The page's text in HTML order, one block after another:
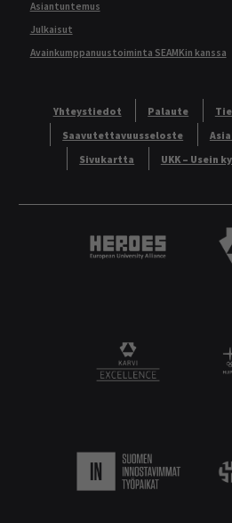
Asiantuntemus
Julkaisut
Avainkumppanuustoiminta SEAMKin kanssa
Yhteystiedot Palaute
Saavutettavuusseloste
Sivukartta
UKK – Usein
Heroes
KARVI
Suomen